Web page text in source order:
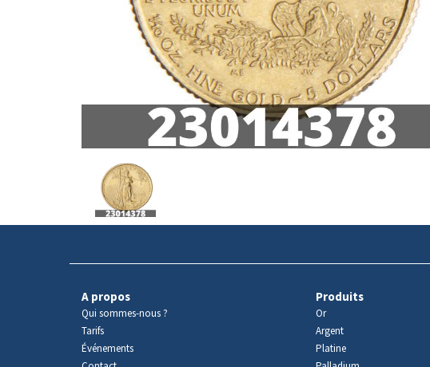
produit
A propos
Qui sommes-nous ?
Tarifs
Événements
Produits
Or
Argent
Platine